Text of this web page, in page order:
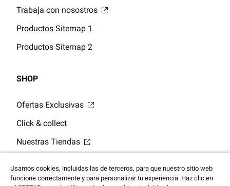
Trabaja con nosostros
Productos Sitemap 1
Productos Sitemap 2
SHOP
Ofertas Exclusivas
Click & collect
Nuestras Tiendas
Saldo de la Tarjeta Regalo
Usamos cookies, incluidas las de terceros, para que nuestro sitio web
funcione correctamente y para personalizar tu experiencia. Haz clic en